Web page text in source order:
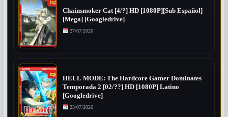
Chainsmoker Cat [4/?] HD [1080P][Sub Español]
[Mega] [Googledrive]
27/07/2026
HELL MODE: The Hardcore Gamer Dominates
Temporada 2 [02/??] HD [1080P] Latino
[Googledrive]
23/07/2026